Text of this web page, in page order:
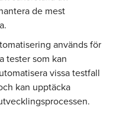
de mest
används för
tester som kan
vissa testfall
kan upptäcka